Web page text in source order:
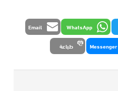
WhatsApp
Email
Messenger طباعة